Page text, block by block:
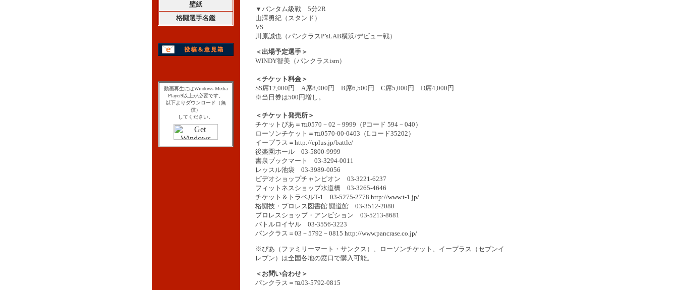
壁紙
格闘選手名鑑
動画再生にはWindows Media
Player9以上が必要です。
以下よりダウンロード（無
償）
してください。
▼バンタム級戦 5分2R
山澤勇紀（スタンド）
VS
川原誠也（パンクラスP’sLAB横浜/デビュー戦）
＜出場予定選手＞
WINDY智美（パンクラスism）
＜チケット料金＞
SS席12,000円 A席8,000円 B席6,500円 C席5,000円 D席4,000円
※当日券は500円増し。
＜チケット発売所＞
チケットぴあ＝℡0570－02－9999（Pコード 594－040）
ローソンチケット＝℡0570-00-0403（Lコード35202）
イープラス＝http://eplus.jp/battle/
後楽園ホール 03-5800-9999
書泉ブックマート 03-3294-0011
レッスル池袋 03-3989-0056
ビデオショップチャンピオン 03-3221-6237
フィットネスショップ水道橋 03-3265-4646
チケット＆トラベルT-1 03-5275-2778 http://www.t-1.jp/
格闘技・プロレス図書館 闘道館 03-3512-2080
プロレスショップ・アンビション 03-5213-8681
バトルロイヤル 03-3556-3223
パンクラス＝03－5792－0815 http://www.pancrase.co.jp/
※ぴあ（ファミリーマート・サンクス）、ローソンチケット、イープラス（セブンイ
レブン）は全国各地の窓口で購入可能。
＜お問い合わせ＞
パンクラス＝℡03-5792-0815